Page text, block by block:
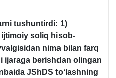
tushuntirdi: 1)
soliq hisob-
nima bilan farq
ijaraga berishdan olingan
JShDS toʻlashning